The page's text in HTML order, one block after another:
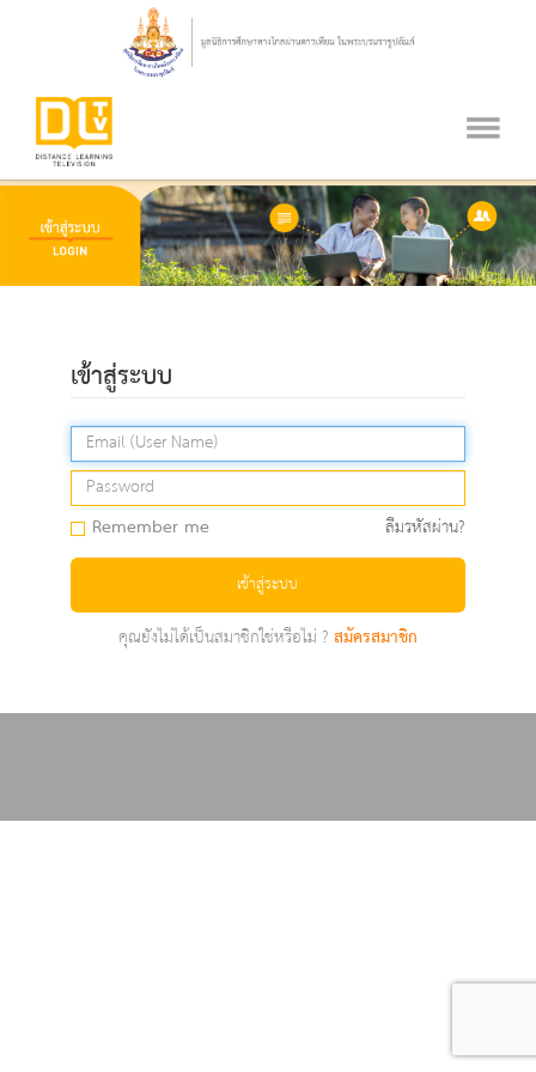
เข้าสู่ระบบ
Remember me ลืมรหัสผ่าน?
เข้าสู่ระบบ
คุณยังไม่ได้เป็นสมาชิกใช่หรือไม่ ?สมัครสมาชิก